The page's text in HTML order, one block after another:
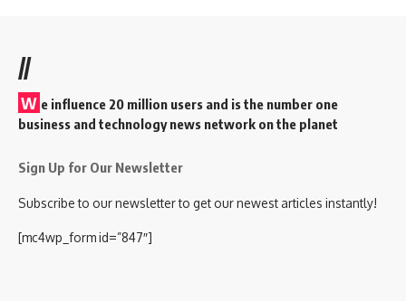
//
W e influence 20 million users and is the number one
business and technology news network on the planet
Sign Up for Our Newsletter
Subscribe to our newsletter to get our newest articles instantly!
[mc4wp_form id=”847″]